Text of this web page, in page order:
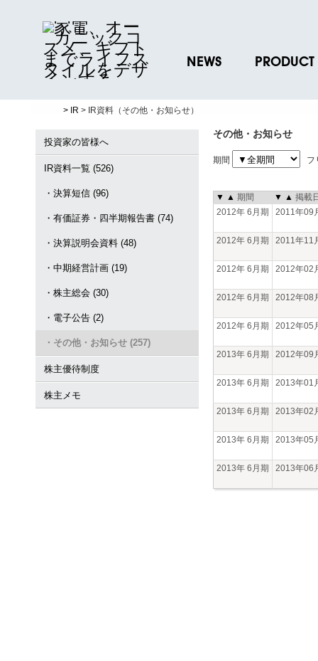
NEWS
プレスリリース
PRODUCT
ノベルティグッ
お取引先様 会員
> IR > IR資料（その他・お知らせ）
投資家の皆様へ
IR資料一覧 (526)
・決算短信 (96)
・有価証券・四半期報告書 (74)
・決算説明会資料 (48)
・中期経営計画 (19)
・株主総会 (30)
・電子公告 (2)
・その他・お知らせ (257)
株主優待制度
株主メモ
その他・お知らせ
期間 フ
▼ ▲ 期間 ▼ ▲ 掲載
2012年 6月期
2011年09
2012年 6月期 2011年11
2012年 6月期 2012年02
2012年 6月期 2012年08
2012年 6月期 2012年05
2013年 6月期 2012年09
2013年 6月期 2013年01
2013年 6月期 2013年02
2013年 6月期 2013年05
2013年 6月期 2013年06